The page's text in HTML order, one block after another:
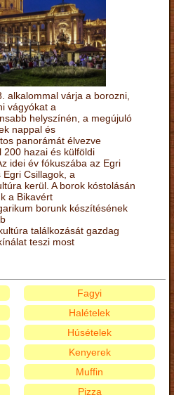
alkalommal várja a borozni,
vágyókat a
helyszínén, a megújuló
nappal és
panorámát élvezve
200 hazai és külföldi
idei év fókuszába az Egri
Csillagok, a
kerül. A borok kóstolásán
a Bikavért
borunk készítésének
találkozását gazdag
teszi most
Fagyi
Halételek
Húsételek
Kenyerek
Muffin
Pizza